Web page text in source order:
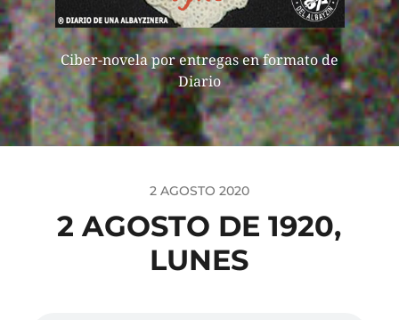
Ciber-novela por entregas en formato de
Diario
2 AGOSTO 2020
2 AGOSTO DE 1920,
LUNES